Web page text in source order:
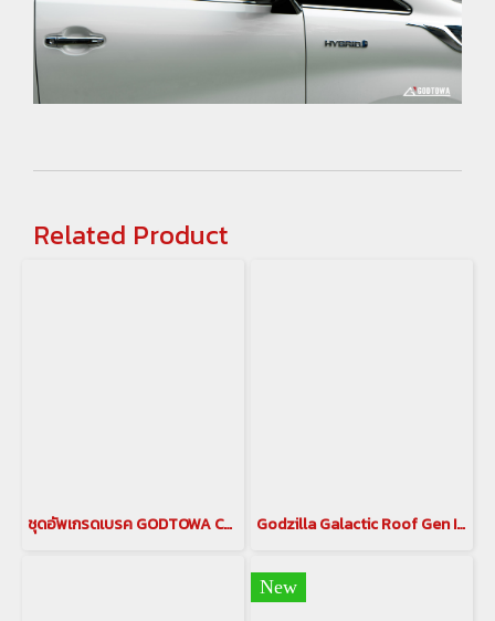
Related Product
ชุดอัพเกรดเบรค GODTOWA CALIPER BREAK คาลิปเปอร์เบรก ดิสเบรค GODTOWA สำหรับรถยนต์ ALPHARD / VELLFIRE 30 รุ่นปี 2015-2022(copy)(copy) Godzilla Galactic Roof Gen II หลังคาดาวสำหรับ อัลพาร์ด เวลไฟร์ ALPHARD/VELLFIRE 20 รุ่นปี 2008-2014 , ALPHARD/VELLFIRE 30 รุ่นปี 2015-2023(copy)(copy)
New